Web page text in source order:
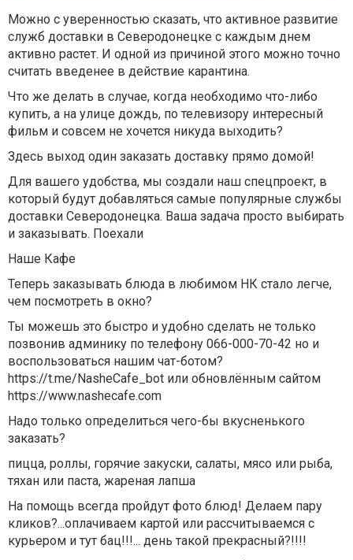
Можно с уверенностью сказать, что активное развитие
служб доставки в Северодонецке c каждым днем
активно растет. И одной из причиной этого можно точно
считать введенее в действие карантина.
Что же делать в случае, когда необходимо что-либо
купить, а на улице дождь, по телевизору интересный
фильм и совсем не хочется никуда выходить?
Здесь выход один заказать доставку прямо домой!
Для вашего удобства, мы создали наш спецпроект, в
который будут добавляться самые популярные службы
доставки Северодонецка. Ваша задача просто выбирать
и заказывать. Поехали
Наше Кафе
Теперь заказывать блюда в любимом НК стало легче,
чем посмотреть в окно?
Ты можешь это быстро и удобно сделать не только
позвонив админику по телефону 066-000-70-42 но и
воспользоваться нашим чат-ботом?
https://t.me/NasheCafe_bot или обновлённым сайтом
https://www.nashecafe.com
Надо только определиться чего-бы вкусненького
заказать?
пицца, роллы, горячие закуски, салаты, мясо или рыба,
тяхан или паста, жареная лапша
На помощь всегда пройдут фото блюд! Делаем пару
кликов?...оплачиваем картой или рассчитываемся с
курьером и тут бац!!!... день такой прекрасный?!!!!